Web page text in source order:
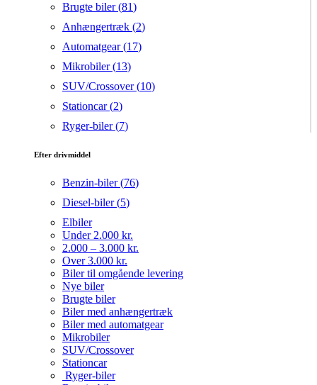
Brugte biler (81)
Anhængertræk (2)
Automatgear (17)
Mikrobiler (13)
SUV/Crossover (10)
Stationcar (2)
Ryger-biler (7)
Efter drivmiddel
Benzin-biler (76)
Diesel-biler (5)
Elbiler
Under 2.000 kr.
2.000 – 3.000 kr.
Over 3.000 kr.
Biler til omgående levering
Nye biler
Brugte biler
Biler med anhængertræk
Biler med automatgear
Mikrobiler
SUV/Crossover
Stationcar
Ryger-biler